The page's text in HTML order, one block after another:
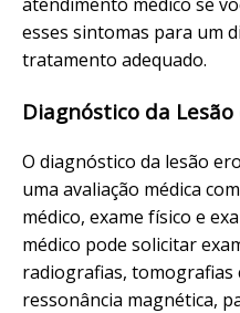
atendimento médico se
esses sintomas para um
tratamento adequado.
Diagnóstico da Lesão
O diagnóstico da lesão
uma avaliação médica
médico, exame físico e
médico pode solicitar
radiografias, tomografias
ressonância magnética,